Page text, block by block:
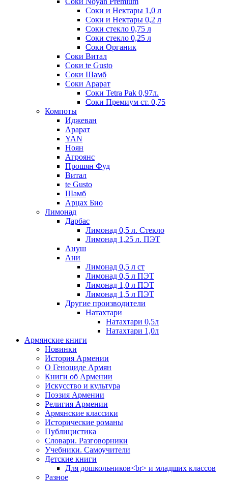
Соки и Нектары 1,0 л
Соки и Нектары 0,2 л
Соки стекло 0,75 л
Соки стекло 0,25 л
Соки Органик
Соки Витал
Соки te Gusto
Соки Шамб
Соки Арарат
Соки Tetra Pak 0,97л.
Соки Премиум ст. 0,75
Компоты
Иджеван
Арарат
YAN
Ноян
Агроянс
Прошян Фуд
Витал
te Gusto
Шамб
Арцах Био
Лимонад
Дарбас
Лимонад 0,5 л. Стекло
Лимонад 1,25 л. ПЭТ
Ануш
Ани
Лимонад 0,5 л ст
Лимонад 0,5 л ПЭТ
Лимонад 1,0 л ПЭТ
Лимонад 1,5 л ПЭТ
Другие производители
Натахтари
Натахтари 0,5л
Натахтари 1,0л
Армянские книги
Новинки
История Армении
О Геноциде Армян
Книги об Армении
Иcкусство и культура
Поэзия Армении
Религия Армении
Армянские классики
Исторические романы
Публицистика
Словари. Разговорники
Учебники. Самоучители
Детские книги
Для дошкольников<br> и младших классов
Разное